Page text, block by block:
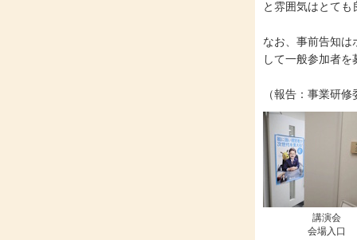
と雰囲気はとても
なお、事前告知は
して一般参加者を
（報告：事業研
講演会
会場入口